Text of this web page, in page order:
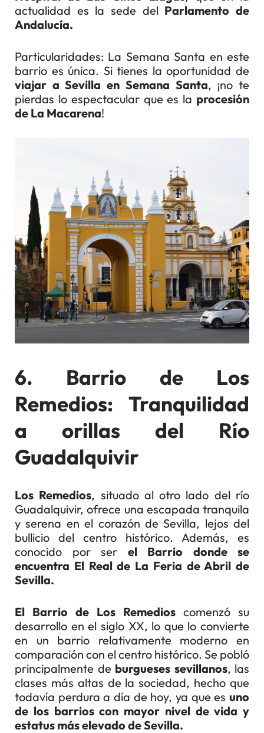
actualidad es la sede del Parlamento de
Andalucía.
Particularidades: La Semana Santa en este
barrio es única. Si tienes la oportunidad de
viajar a Sevilla en Semana Santa, ¡no te
pierdas lo espectacular que es la procesión
de La Macarena!
6. Barrio de Los
Remedios: Tranquilidad
a orillas del Río
Guadalquivir
Los Remedios, situado al otro lado del río
Guadalquivir, ofrece una escapada tranquila
y serena en el corazón de Sevilla, lejos del
bullicio del centro histórico. Además, es
conocido por ser el Barrio donde se
encuentra El Real de La Feria de Abril de
Sevilla.
El Barrio de Los Remedios comenzó su
desarrollo en el siglo XX, lo que lo convierte
en un barrio relativamente moderno en
comparación con el centro histórico. Se pobló
principalmente de burgueses sevillanos, las
clases más altas de la sociedad, hecho que
todavía perdura a día de hoy, ya que es uno
de los barrios con mayor nivel de vida y
estatus más elevado de Sevilla.